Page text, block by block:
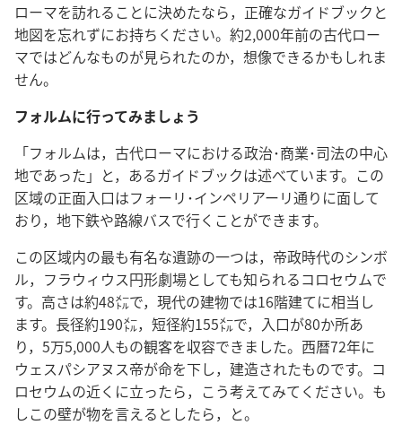
ローマを訪れることに決めたなら，正確なガイドブックと
地図を忘れずにお持ちください。約2,000年前の古代ロー
マではどんなものが見られたのか，想像できるかもしれま
せん。
フォルムに行ってみましょう
「フォルムは，古代ローマにおける政治･商業･司法の中心
地であった」と，あるガイドブックは述べています。この
区域の正面入口はフォーリ･インペリアーリ通りに面して
おり，地下鉄や路線バスで行くことができます。
この区域内の最も有名な遺跡の一つは，帝政時代のシンボ
ル，フラウィウス円形劇場としても知られるコロセウムで
す。高さは約48㍍で，現代の建物では16階建てに相当し
ます。長径約190㍍，短径約155㍍で，入口が80か所あ
り，5万5,000人もの観客を収容できました。西暦72年に
ウェスパシアヌス帝が命を下し，建造されたものです。コ
ロセウムの近くに立ったら，こう考えてみてください。も
しこの壁が物を言えるとしたら，と。